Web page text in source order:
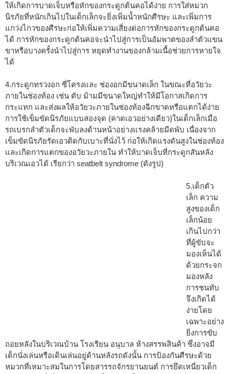
ให้เกิดการบาดเจ็บหรือหักของกระดูกต้นคอได้ง่าย การใส่หมวก
นิรภัยที่หนักเกินไปในเด็กเล็กจะยิ่งเพิ่มน้ำหนักศีรษะ และเพิ่มการ
แกว่งไกวของศีรษะก่อให้เพิ่มความเสี่ยงต่อการหักของกระดูกต้นคอ
ได้ การหักของกระดูกต้นคอจะนำไปสู่การเป็นอัมพาตของลำตัวแขน
ขาหรือบางครั้งนำไปสู่การ หยุดทำงานของกล้ามเนื้อช่วยการหายใจ
ได้
4.กระดูกทรวงอก ซี่โครงและ ช่องอกมีขนาดเล็ก ในขณะที่อวัยวะ
ภายในช่องท้อง เช่น ตับ ม้ามมีขนาดใหญ่ทำให้มีโอกาสเกิดการ
กระแทก และส่งผลให้อวัยวะภายในช่องท้องฉีกขาดหรือแตกได้ง่าย
การใช้เข็มขัดนิรภัยแบบสองจุด (คาดเอวอย่างเดียว)ในเด็กเล็กเมื่อ
รถเบรกลำตัวเด็กจะพับลงด้านหน้าอย่างแรงคล้ายมีดพับ เนื่องจาก
เข็มขัดนิรภัยรัดเอวติดกับเบาะที่นั่งไว้ ก่อให้เกิดแรงดันสูงในช่องท้อง
และเกิดการแตกของอวัยวะภายใน ทำให้บาดเจ็บที่กระดูกสันหลัง
บริเวณเอวได้ เรียกว่า seatbelt syndrome (ดังรูป)
5.เด็กตัว
เล็ก ความ
สูงของเด็ก
เล็กน้อย
เกินไปกว่า
ที่ผู้ขับจะ
มองเห็นได้
ด้วยกระจก
มองหลัง
การชนทับ
จึงเกิดได้
ง่ายโดย
เฉพาะอย่าง
ยิ่งการขับ
ถอยหลังในบริเวณบ้าน โรงเรียน อนุบาล ห้างสรรพสินค้า ซึ่งอาจมี
เด็กนั่งเล่นหรือเดินเล่นอยู่ด้านหลังรถดังนั้น การป้องกันศีรษะด้วย
หมวกที่เหมาะสมในการโดยสารรถจักรยานยนต์ การยึดเหนี่ยวเด็ก